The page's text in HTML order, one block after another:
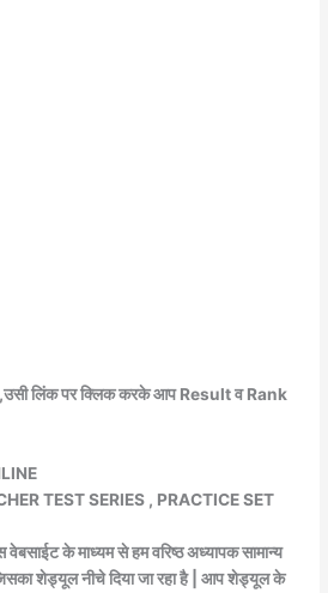
लिंक पर क्लिक करके आप Result व Rank
TEST SERIES , PRACTICE SET
के माध्यम से हम वरिष्ठ अध्यापक सामान्य
शेड्यूल नीचे दिया जा रहा है | आप शेड्यूल के